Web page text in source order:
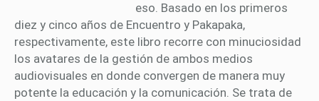
eso. Basado en los primeros
diez y cinco años de Encuentro y Pakapaka,
respectivamente, este libro recorre con minuciosidad
los avatares de la gestión de ambos medios
audiovisuales en donde convergen de manera muy
potente la educación y la comunicación. Se trata de